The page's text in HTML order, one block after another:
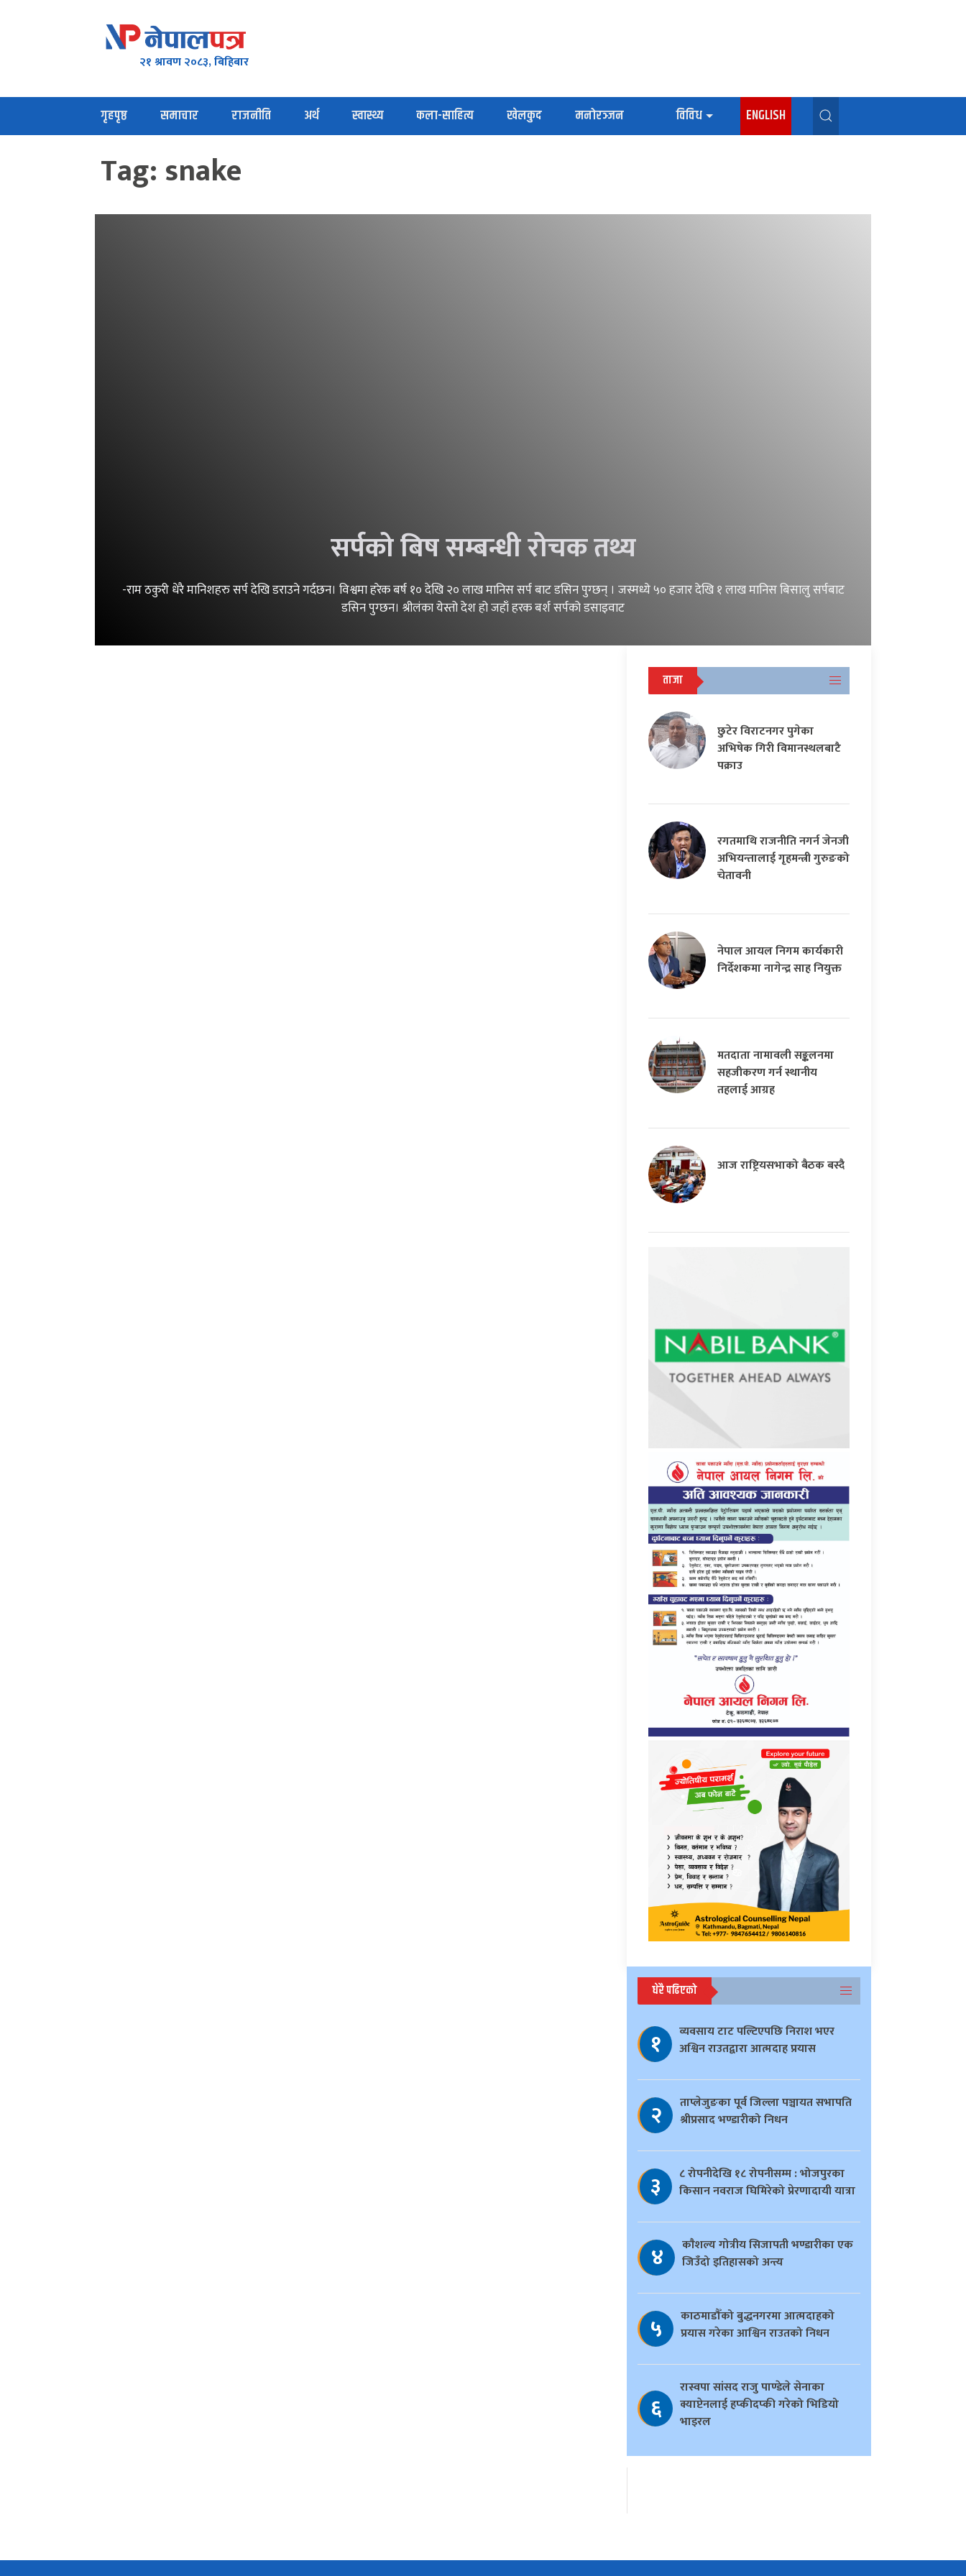
२१ श्रावण २०८३, बिहिबार
गृहपृष्ठ समाचार राजनीति अर्थ स्वास्थ्य कला-साहित्य खेलकुद मनोरञ्जन विविध ENGLISH
Tag: snake
सर्पको बिष सम्बन्धी रोचक तथ्य
-राम ठकुरी धेरै मानिशहरु सर्प देखि डराउने गर्दछन। विश्वमा हरेक बर्ष १० देखि २० लाख मानिस सर्प बाट डसिन पुग्छन् । जस्मध्ये ५० हजार देखि १ लाख मानिस बिसालु सर्पबाट
डसिन पुग्छन। श्रीलंका येस्तो देश हो जहाँ हरक बर्श सर्पको डसाइवाट
ताजा
छुटेर विराटनगर पुगेका
अभिषेक गिरी विमानस्थलबाटै
पक्राउ
रगतमाथि राजनीति नगर्न जेनजी
अभियन्तालाई गृहमन्त्री गुरुङको
चेतावनी
नेपाल आयल निगम कार्यकारी
निर्देशकमा नागेन्द्र साह नियुक्त
मतदाता नामावली सङ्कलनमा
सहजीकरण गर्न स्थानीय
तहलाई आग्रह
आज राष्ट्रियसभाको बैठक बस्दै
धेरै पढिएको
१
व्यवसाय टाट पल्टिएपछि निराश भएर
अश्विन राउतद्वारा आत्मदाह प्रयास
२
ताप्लेजुङका पूर्व जिल्ला पञ्चायत सभापति
श्रीप्रसाद भण्डारीको निधन
३
८ रोपनीदेखि १८ रोपनीसम्म : भोजपुरका
किसान नवराज घिमिरेको प्रेरणादायी यात्रा
४
काैशल्य गोत्रीय सिजापती भण्डारीका एक
जिउँदो इतिहासको अन्त्य
५
काठमाडौँको बुद्धनगरमा आत्मदाहको
प्रयास गरेका आश्विन राउतको निधन
६
रास्वपा सांसद राजु पाण्डेले सेनाका
क्याप्टेनलाई हप्कीदप्की गरेको भिडियो
भाइरल